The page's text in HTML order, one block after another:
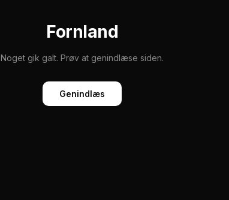
Fornland
Noget gik galt. Prøv at genindlæse siden.
Genindlæs